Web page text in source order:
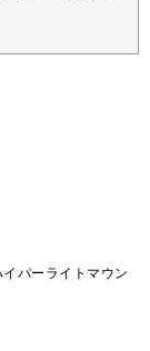
パーライトマウン